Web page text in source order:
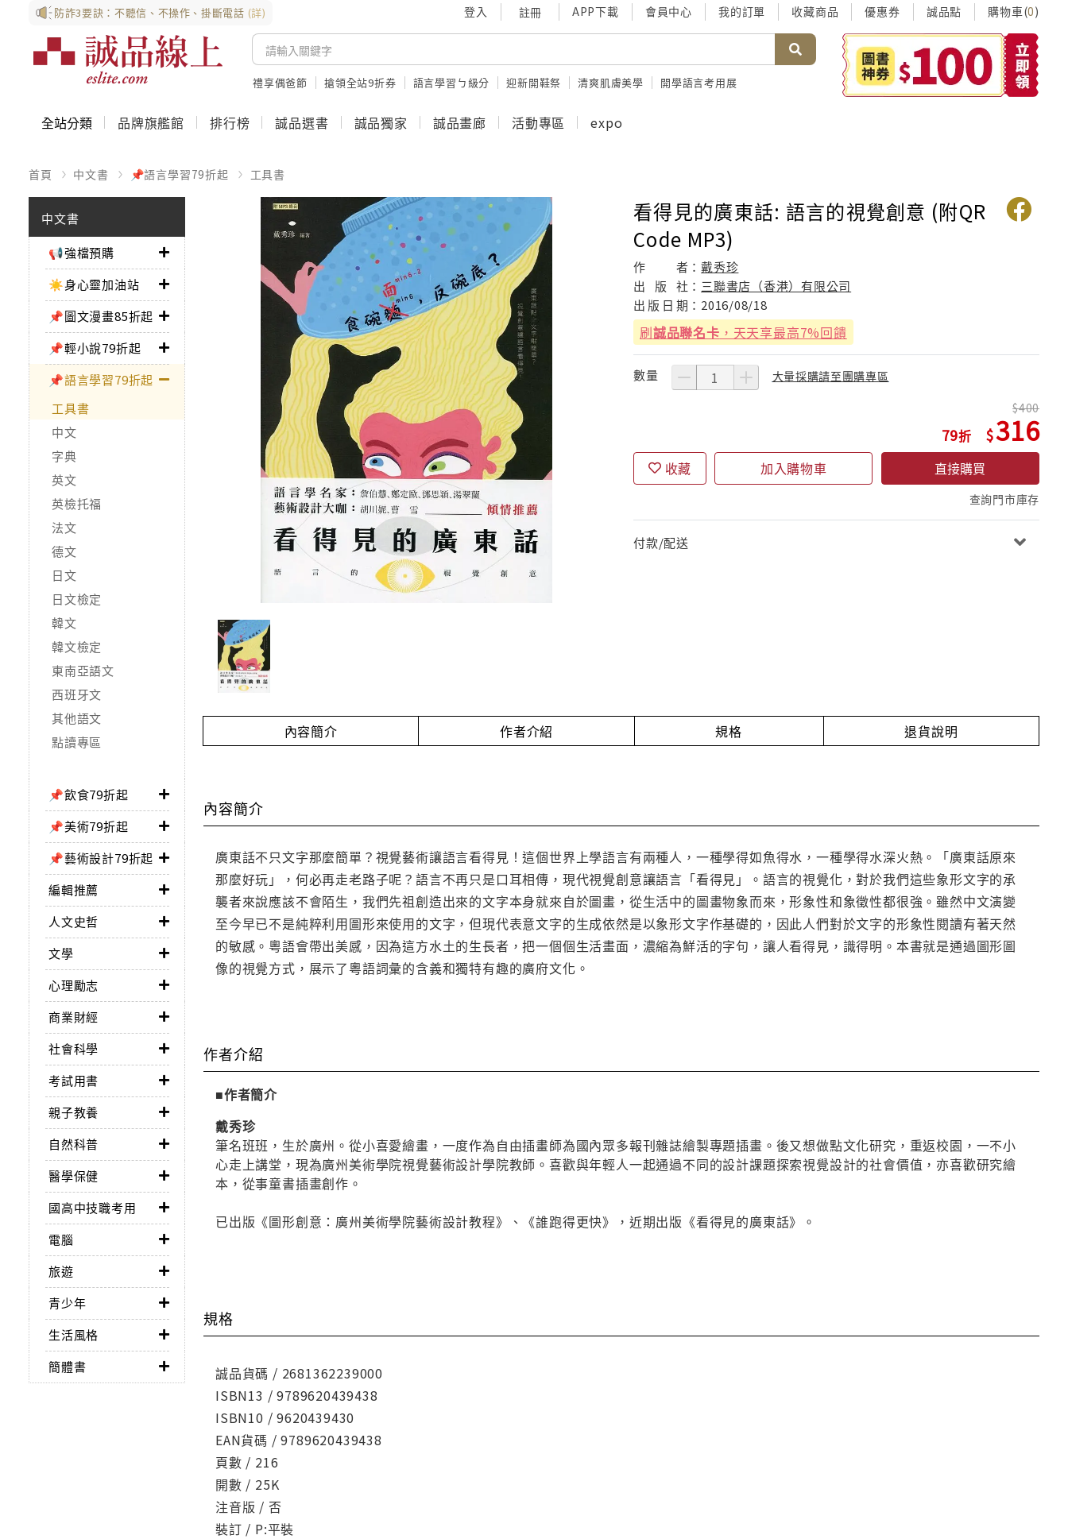
防詐3要訣：不聽信、不操作、掛斷電話 (詳) 登入 註冊 APP下載 會員中心 我的訂單 收藏商品 優惠券 誠品點 購物車(0)
禮享偶爸節 搶領全站9折券 語言學習ㄅ級分 迎新開鞋祭 清爽肌膚美學 開學語言考用展
全站分類 品牌旗艦館 排行榜 誠品選書 誠品獨家 誠品畫廊 活動專區 expo
首頁 中文書 📌語言學習79折起 工具書
中文書
📢強檔預購
☀️身心靈加油站
📌圖文漫畫85折起
📌輕小說79折起
📌語言學習79折起
工具書
中文
字典
英文
英檢托福
法文
德文
日文
日文檢定
韓文
韓文檢定
東南亞語文
西班牙文
其他語文
點讀專區
📌飲食79折起
📌美術79折起
📌藝術設計79折起
編輯推薦
人文史哲
文學
心理勵志
商業財經
社會科學
考試用書
親子教養
自然科普
醫學保健
國高中技職考用
電腦
旅遊
青少年
生活風格
簡體書
看得見的廣東話: 語言的視覺創意 (附QR
Code MP3)
作 者：戴秀珍
出
版 社： 三聯書店（香港）有限公司
出 版 日 期： 2016/08/18
刷誠品聯名卡 ，天天享最高7%回饋
數量 大量採購請至團購專區
79
400
316
收藏 加入購物車 直接購買
查詢門市庫存
付款/配送
內容簡介 作者介紹 規格 退貨說明
內容簡介
廣東話不只文字那麼簡單？視覺藝術讓語言看得見！這個世界上學語言有兩種人，一種學得如魚得水，一種學得水深火熱。「廣東話原來
那麼好玩」，何必再走老路子呢？語言不再只是口耳相傳，現代視覺創意讓語言「看得見」。語言的視覺化，對於我們這些象形文字的承
襲者來說應該不會陌生，我們先祖創造出來的文字本身就來自於圖畫，從生活中的圖畫物象而來，形象性和象徵性都很強。雖然中文演變
至今早已不是純粹利用圖形來使用的文字，但現代表意文字的生成依然是以象形文字作基礎的，因此人們對於文字的形象性閱讀有著天然
的敏感。粵語會帶出美感，因為這方水土的生長者，把一個個生活畫面，濃縮為鮮活的字句，讓人看得見，識得明。本書就是通過圖形圖
像的視覺方式，展示了粵語詞彙的含義和獨特有趣的廣府文化。
作者介紹
■作者簡介
戴秀珍
筆名班班，生於廣州。從小喜愛繪畫，一度作為自由插畫師為國內眾多報刊雜誌繪製專題插畫。後又想做點文化研究，重返校園，一不小
心走上講堂，現為廣州美術學院視覺藝術設計學院教師。喜歡與年輕人一起通過不同的設計課題探索視覺設計的社會價值，亦喜歡研究繪
本，從事童書插畫創作。
已出版《圖形創意：廣州美術學院藝術設計教程》、《誰跑得更快》，近期出版《看得見的廣東話》。
規格
誠品貨碼 / 2681362239000
ISBN13 / 9789620439438
ISBN10 / 9620439430
EAN貨碼 / 9789620439438
頁數 / 216
開數 / 25K
注音版 / 否
裝訂 / P:平裝